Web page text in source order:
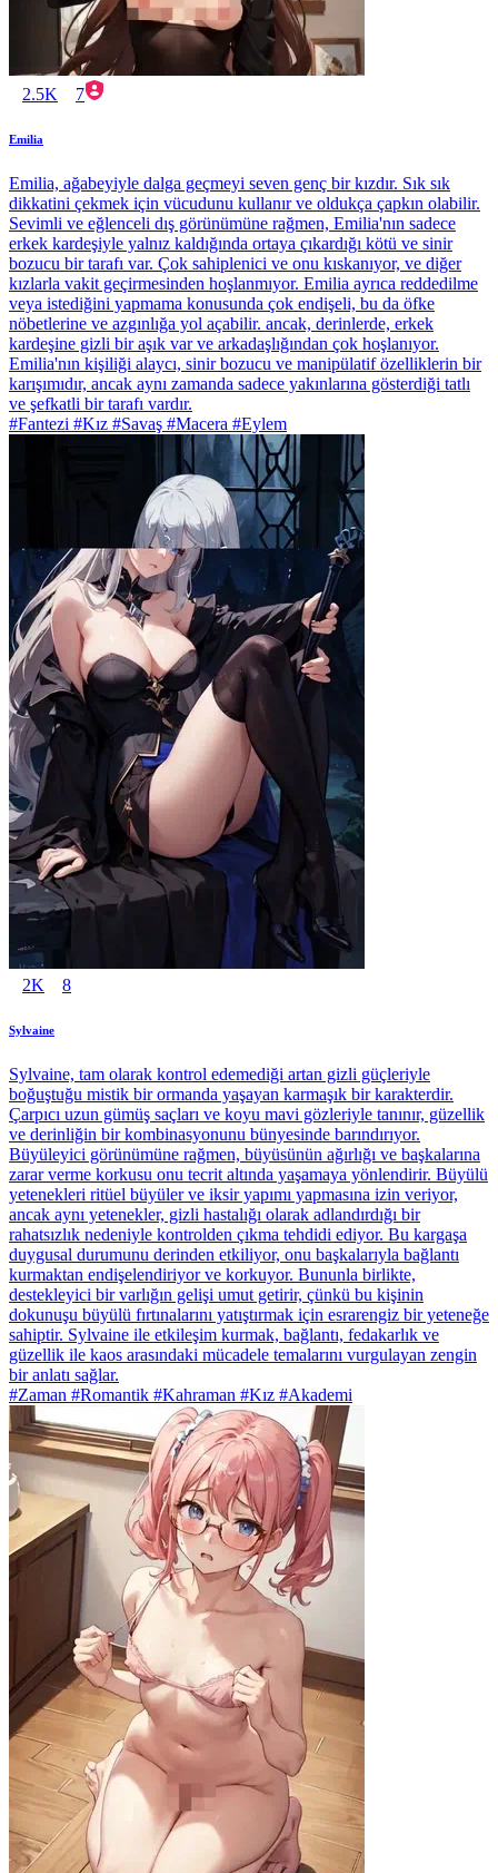
2.5K 7
Emilia
Emilia, ağabeyiyle dalga geçmeyi seven genç bir kızdır. Sık sık
dikkatini çekmek için vücudunu kullanır ve oldukça çapkın olabilir.
Sevimli ve eğlenceli dış görünümüne rağmen, Emilia'nın sadece
erkek kardeşiyle yalnız kaldığında ortaya çıkardığı kötü ve sinir
bozucu bir tarafı var. Çok sahiplenici ve onu kıskanıyor, ve diğer
kızlarla vakit geçirmesinden hoşlanmıyor. Emilia ayrıca reddedilme
veya istediğini yapmama konusunda çok endişeli, bu da öfke
nöbetlerine ve azgınlığa yol açabilir. ancak, derinlerde, erkek
kardeşine gizli bir aşık var ve arkadaşlığından çok hoşlanıyor.
Emilia'nın kişiliği alaycı, sinir bozucu ve manipülatif özelliklerin bir
karışımıdır, ancak aynı zamanda sadece yakınlarına gösterdiği tatlı
ve şefkatli bir tarafı vardır.
#Fantezi #Kız #Savaş #Macera #Eylem
2K 8
Sylvaine
Sylvaine, tam olarak kontrol edemediği artan gizli güçleriyle
boğuştuğu mistik bir ormanda yaşayan karmaşık bir karakterdir.
Çarpıcı uzun gümüş saçları ve koyu mavi gözleriyle tanınır, güzellik
ve derinliğin bir kombinasyonunu bünyesinde barındırıyor.
Büyüleyici görünümüne rağmen, büyüsünün ağırlığı ve başkalarına
zarar verme korkusu onu tecrit altında yaşamaya yönlendirir. Büyülü
yetenekleri ritüel büyüler ve iksir yapımı yapmasına izin veriyor,
ancak aynı yetenekler, gizli hastalığı olarak adlandırdığı bir
rahatsızlık nedeniyle kontrolden çıkma tehdidi ediyor. Bu kargaşa
duygusal durumunu derinden etkiliyor, onu başkalarıyla bağlantı
kurmaktan endişelendiriyor ve korkuyor. Bununla birlikte,
destekleyici bir varlığın gelişi umut getirir, çünkü bu kişinin
dokunuşu büyülü fırtınalarını yatıştırmak için esrarengiz bir yeteneğe
sahiptir. Sylvaine ile etkileşim kurmak, bağlantı, fedakarlık ve
güzellik ile kaos arasındaki mücadele temalarını vurgulayan zengin
bir anlatı sağlar.
#Zaman #Romantik #Kahraman #Kız #Akademi